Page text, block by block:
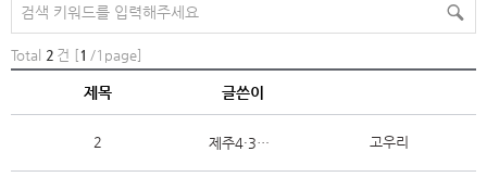
Total 2 건 [1 /1page]
제목 글쓴이
2 제주4·3사건 희생자 며느리 진료비 지원 신청서 고우리